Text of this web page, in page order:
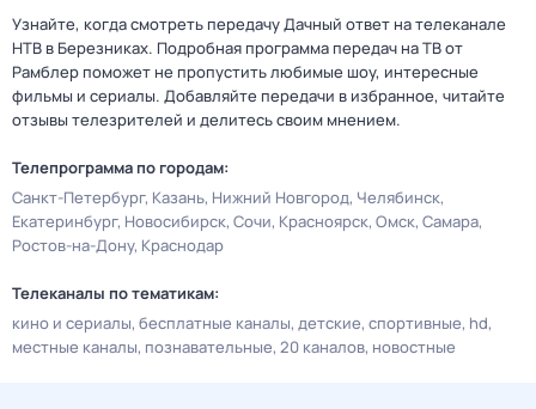
Узнайте, когда смотреть передачу Дачный ответ на телеканале
НТВ в Березниках. Подробная программа передач на ТВ от
Рамблер поможет не пропустить любимые шоу, интересные
фильмы и сериалы. Добавляйте передачи в избранное, читайте
отзывы телезрителей и делитесь своим мнением.
Телепрограмма по городам:
Санкт-Петербург Казань Нижний Новгород Челябинск
Екатеринбург Новосибирск Сочи Красноярск Омск Самара
Ростов-на-Дону Краснодар
Телеканалы по тематикам:
кино и сериалы бесплатные каналы детские спортивные hd
местные каналы познавательные 20 каналов новостные